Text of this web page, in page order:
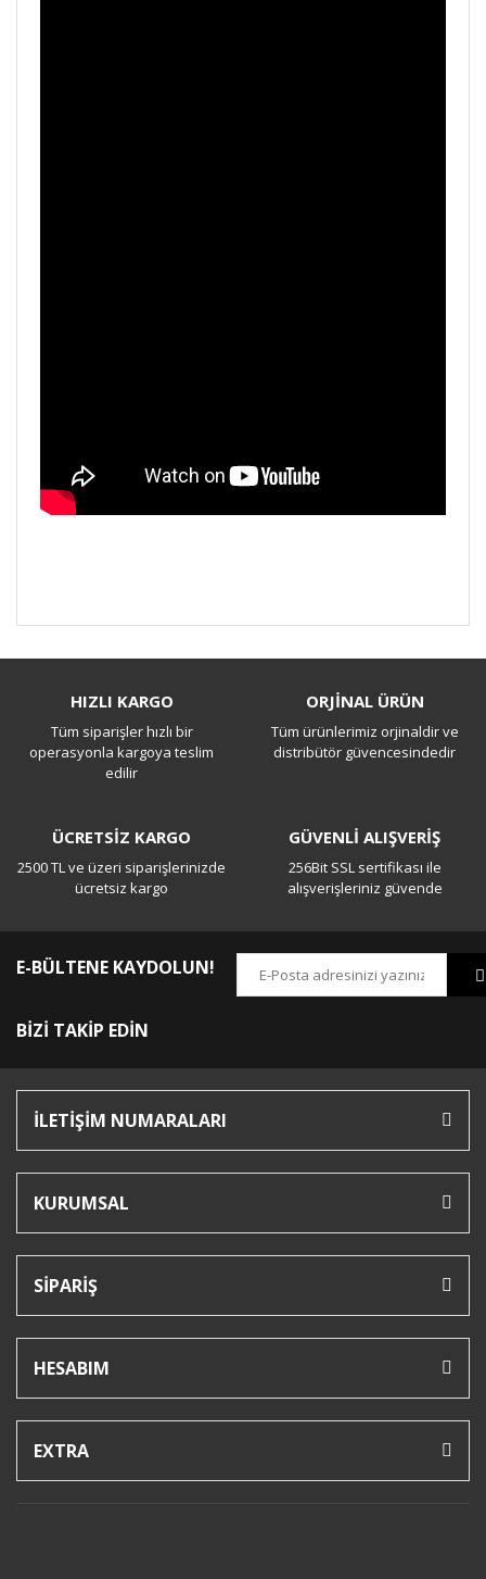
Yorum Yaz
HIZLI KARGO
Tüm siparişler hızlı bir
operasyonla kargoya teslim
edilir
ORJİNAL ÜRÜN
Tüm ürünlerimiz orjinaldir ve
distribütör güvencesindedir
ÜCRETSİZ KARGO
2500 TL ve üzeri siparişlerinizde
ücretsiz kargo
GÜVENLİ ALIŞVERİŞ
256Bit SSL sertifikası ile
alışverişleriniz güvende
E-BÜLTENE KAYDOLUN!
BİZİ TAKİP EDİN
İLETİŞİM NUMARALARI
KURUMSAL
SİPARİŞ
HESABIM
EXTRA